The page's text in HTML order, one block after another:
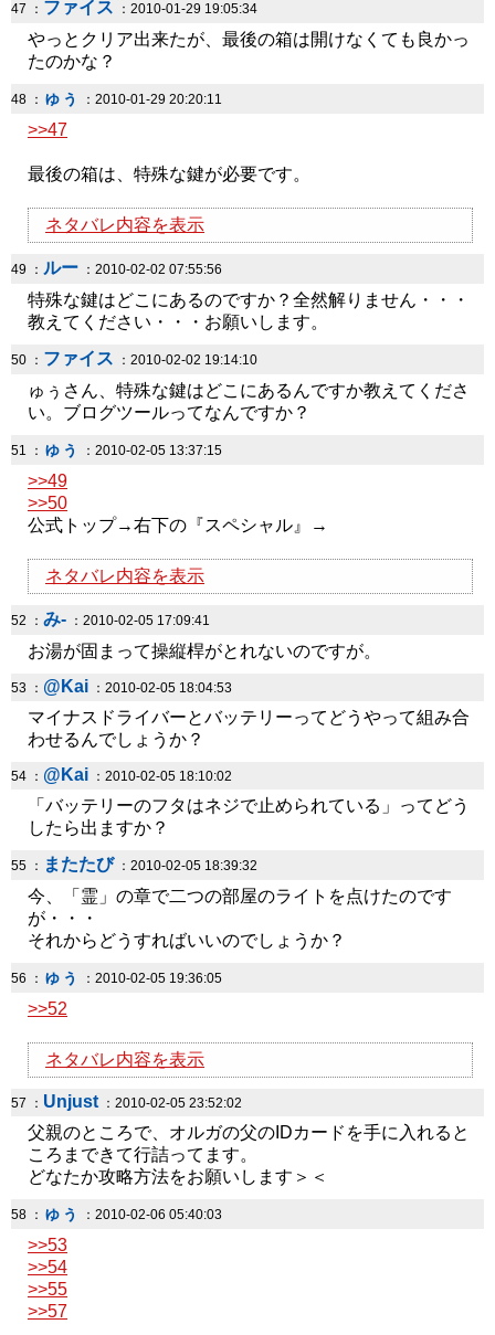
47 ： ファイス ：2010-01-29 19:05:34
やっとクリア出来たが、最後の箱は開けなくても良かっ
たのかな？
48 ： ゅぅ ：2010-01-29 20:20:11
>>47
最後の箱は、特殊な鍵が必要です。
ネタバレ内容を表示
49 ： ルー ：2010-02-02 07:55:56
特殊な鍵はどこにあるのですか？全然解りません・・・
教えてください・・・お願いします。
50 ： ファイス ：2010-02-02 19:14:10
ゅぅさん、特殊な鍵はどこにあるんですか教えてくださ
い。ブログツールってなんですか？
51 ： ゅぅ ：2010-02-05 13:37:15
>>49
>>50
公式トップ→右下の『スペシャル』→
ネタバレ内容を表示
52 ： み- ：2010-02-05 17:09:41
お湯が固まって操縦桿がとれないのですが。
53 ： @Kai ：2010-02-05 18:04:53
マイナスドライバーとバッテリーってどうやって組み合
わせるんでしょうか？
54 ： @Kai ：2010-02-05 18:10:02
「バッテリーのフタはネジで止められている」ってどう
したら出ますか？
55 ： またたび ：2010-02-05 18:39:32
今、「霊」の章で二つの部屋のライトを点けたのです
が・・・
それからどうすればいいのでしょうか？
56 ： ゅぅ ：2010-02-05 19:36:05
>>52
ネタバレ内容を表示
57 ： Unjust：2010-02-05 23:52:02
父親のところで、オルガの父のIDカードを手に入れると
ころまできて行詰ってます。
どなたか攻略方法をお願いします＞＜
58 ： ゅぅ ：2010-02-06 05:40:03
>>53
>>54
>>55
>>57